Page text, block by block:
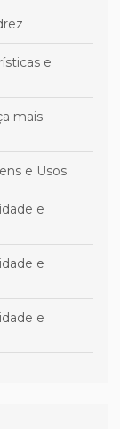
e
mais
e Usos
e
e
e